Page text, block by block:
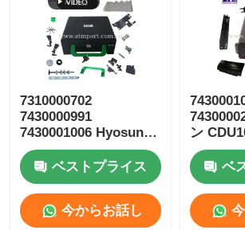
ダイボルド ATM部品
NCR ATM 部品
Wincor ATM 部品
ハヨサンATM部品
フジツーATM部品
7310000702
7430000991
7430001006 Hyosung
ATM 部品 CDU10 リジ
ェクトカセット
ベストプライス
今からお話し
ン
サー カ
品
ベ